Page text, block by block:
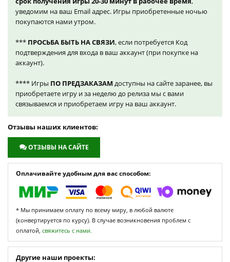
уведомим на ваш Email адрес. Игры приобретенные ночью
покупаются нами утром.
*** ПРОСЬБА БЫТЬ НА СВЯЗИ, если потребуется Код
подтверждения для входа в ваш аккаунт (при покупке на
аккаунт).
**** Игры ПО ПРЕДЗАКАЗАМ доступны на сайте заранее, вы
приобретаете игру и за неделю до релиза мы с вами
связываемся и приобретаем игру на ваш аккаунт.
Отзывы наших клиентов:
ОТЗЫВЫ НА САЙТЕ
Оплачивайте удобным для вас способом:
* Мы принимаем оплату по всему миру, в любой валюте
(конвертируется по курсу). В случае возникновения проблем с
оплатой, свяжитесь с нами.
Другие наши проекты: